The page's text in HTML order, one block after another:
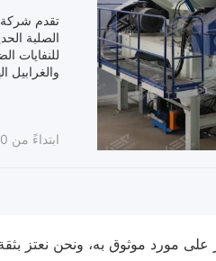
الصلبة
للنفايات
والغرابيل
ابتداءً من USD 109,800